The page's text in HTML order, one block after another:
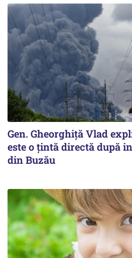
Gen. Gheorghiță Vlad
este o țintă directă după
din Buzău